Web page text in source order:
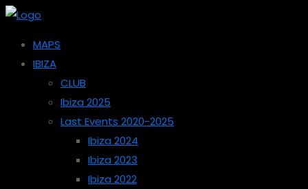
MAPS
IBIZA
CLUB
Ibiza 2025
Last Events 2020-2025
Ibiza 2024
Ibiza 2023
Ibiza 2022